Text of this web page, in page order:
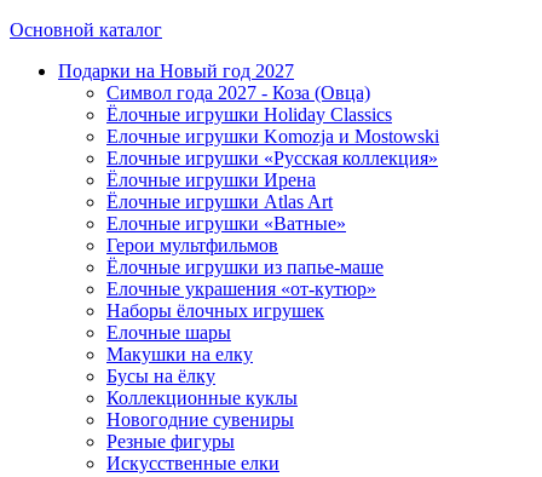
Основной каталог
Подарки на Новый год 2027
Символ года 2027 - Коза (Овца)
Ёлочные игрушки Holiday Classics
Елочные игрушки Komozja и Mostowski
Елочные игрушки «Русская коллекция»
Ёлочные игрушки Ирена
Ёлочные игрушки Atlas Art
Елочные игрушки «Ватные»
Герои мультфильмов
Ёлочные игрушки из папье-маше
Елочные украшения «от-кутюр»
Наборы ёлочных игрушек
Елочные шары
Макушки на елку
Бусы на ёлку
Коллекционные куклы
Новогодние сувениры
Резные фигуры
Искусственные елки